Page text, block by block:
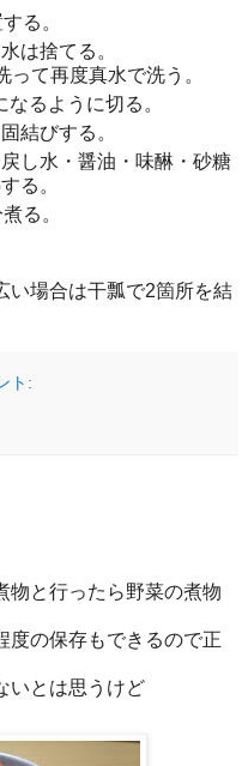
る。
は捨てる。
て再度真水で洗う。
るように切る。
結びする。
し水・醤油・味醂・砂糖
る。
る。
い場合は干瓢で2箇所を結
ト:
物と行ったら野菜の煮物
度の保存もできるので正
いとは思うけど